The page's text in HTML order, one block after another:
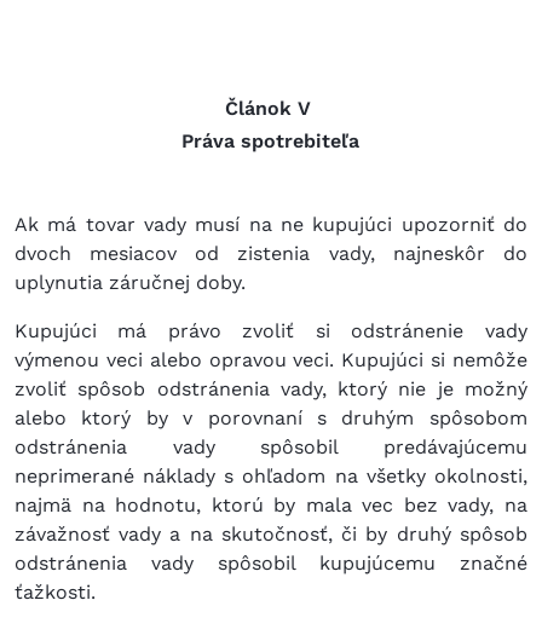
Článok V
Práva spotrebiteľa
Ak má tovar vady musí na ne kupujúci upozorniť do
dvoch mesiacov od zistenia vady, najneskôr do
uplynutia záručnej doby.
Kupujúci má právo zvoliť si odstránenie vady
výmenou veci alebo opravou veci. Kupujúci si nemôže
zvoliť spôsob odstránenia vady, ktorý nie je možný
alebo ktorý by v porovnaní s druhým spôsobom
odstránenia vady spôsobil predávajúcemu
neprimerané náklady s ohľadom na všetky okolnosti,
najmä na hodnotu, ktorú by mala vec bez vady, na
závažnosť vady a na skutočnosť, či by druhý spôsob
odstránenia vady spôsobil kupujúcemu značné
ťažkosti.